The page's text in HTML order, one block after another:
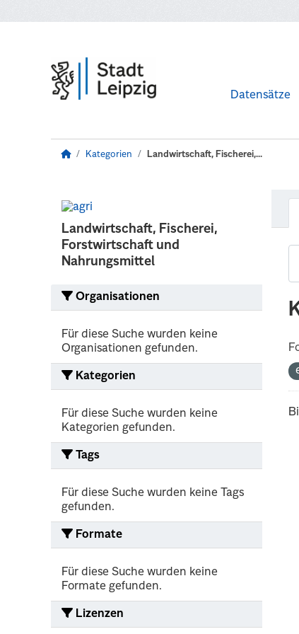
Datensätze
Kategorien Landwirtschaft, Fischerei,...
Landwirtschaft, Fischerei,
Forstwirtschaft und
Nahrungsmittel
Organisationen
Für diese Suche wurden keine
Organisationen gefunden.
Kategorien
Für diese Suche wurden keine
Kategorien gefunden.
Tags
Für diese Suche wurden keine Tags
gefunden.
Formate
Für diese Suche wurden keine
Formate gefunden.
Lizenzen